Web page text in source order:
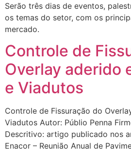
Serão três dias de eventos,
os temas do setor, com os
mercado.
Controle de
Overlay aderido
e Viadutos
Controle de Fissuração do
Viadutos Autor: Públio Penna
Descritivo: artigo publicado nos
Enacor – Reunião Anual de